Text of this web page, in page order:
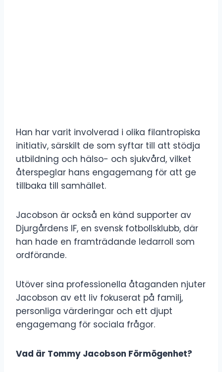
Han har varit involverad i olika filantropiska
initiativ, särskilt de som syftar till att stödja
utbildning och hälso- och sjukvård, vilket
återspeglar hans engagemang för att ge
tillbaka till samhället.
Jacobson är också en känd supporter av
Djurgårdens IF, en svensk fotbollsklubb, där
han hade en framträdande ledarroll som
ordförande.
Utöver sina professionella åtaganden njuter
Jacobson av ett liv fokuserat på familj,
personliga värderingar och ett djupt
engagemang för sociala frågor.
Vad är Tommy Jacobson Förmögenhet?